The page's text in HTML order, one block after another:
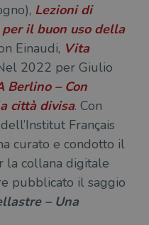
Lezioni di
il buon uso della
Einaudi, Vita
2022 per Giulio
Berlino – Con
città divisa. Con
Français
curato e condotto il
la collana digitale
pubblicato il saggio
– Una